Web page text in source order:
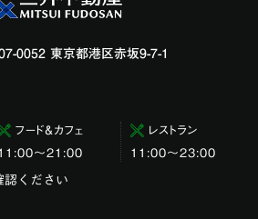
0052 東京都港区赤坂9-7-1
フード＆カフェ
～21:00
レストラン
11:00〜23:00
認ください